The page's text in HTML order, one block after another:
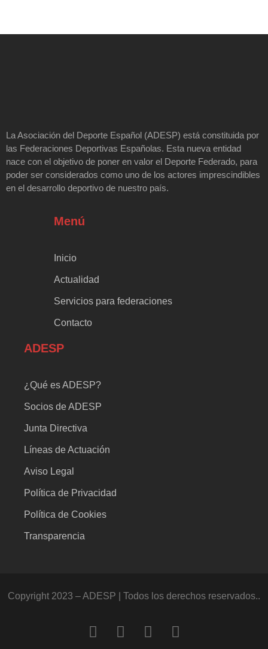
La Asociación del Deporte Español (ADESP) está constituida por
las Federaciones Deportivas Españolas. Esta nueva entidad
nace con el objetivo de poner en valor el Deporte Federado, para
poder ser considerados como uno de los actores imprescindibles
en el desarrollo deportivo de nuestro país.
Menú
Inicio
Actualidad
Servicios para federaciones
Contacto
ADESP
¿Qué es ADESP?
Socios de ADESP
Junta Directiva
Líneas de Actuación
Aviso Legal
Política de Privacidad
Política de Cookies
Transparencia
Copyright 2023 – ADESP | Todos los derechos reservados..